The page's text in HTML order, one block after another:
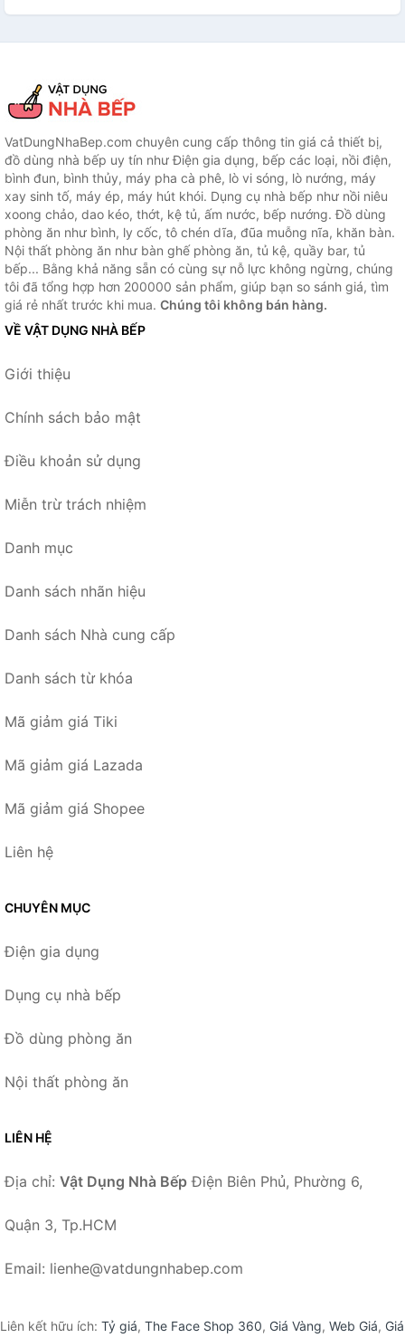
VatDungNhaBep.com chuyên cung cấp thông tin giá cả thiết bị,
đồ dùng nhà bếp uy tín như Điện gia dụng, bếp các loại, nồi điện,
bình đun, bình thủy, máy pha cà phê, lò vi sóng, lò nướng, máy
xay sinh tố, máy ép, máy hút khói. Dụng cụ nhà bếp như nồi niêu
xoong chảo, dao kéo, thớt, kệ tủ, ấm nước, bếp nướng. Đồ dùng
phòng ăn như bình, ly cốc, tô chén dĩa, đũa muỗng nĩa, khăn bàn.
Nội thất phòng ăn như bàn ghế phòng ăn, tủ kệ, quầy bar, tủ
bếp... Bằng khả năng sẵn có cùng sự nỗ lực không ngừng, chúng
tôi đã tổng hợp hơn 200000 sản phẩm, giúp bạn so sánh giá, tìm
giá rẻ nhất trước khi mua. Chúng tôi không bán hàng.
VỀ VẬT DỤNG NHÀ BẾP
Giới thiệu
Chính sách bảo mật
Điều khoản sử dụng
Miễn trừ trách nhiệm
Danh mục
Danh sách nhãn hiệu
Danh sách Nhà cung cấp
Danh sách từ khóa
Mã giảm giá Tiki
Mã giảm giá Lazada
Mã giảm giá Shopee
Liên hệ
CHUYÊN MỤC
Điện gia dụng
Dụng cụ nhà bếp
Đồ dùng phòng ăn
Nội thất phòng ăn
LIÊN HỆ
Địa chỉ: Vật Dụng Nhà Bếp Điện Biên Phủ, Phường 6,
Quận 3, Tp.HCM
Email: lienhe@vatdungnhabep.com
Liên kết hữu ích: Tỷ giá, The Face Shop 360, Giá Vàng, Web Giá, Giá